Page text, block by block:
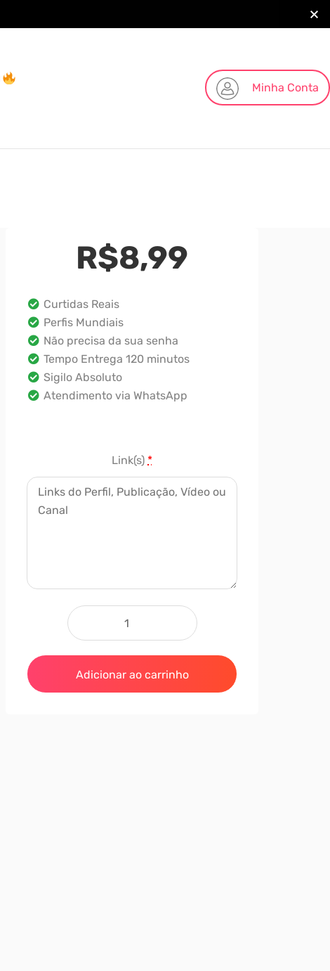
Minha Conta
R$8,99
Curtidas Reais
Perfis Mundiais
Não precisa da sua senha
Tempo Entrega 120 minutos
Sigilo Absoluto
Atendimento via WhatsApp
Link(s) *
250 Curtidas quantidade
Adicionar ao carrinho